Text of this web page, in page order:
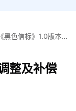
《黑色信标》1.0版本
整及补偿